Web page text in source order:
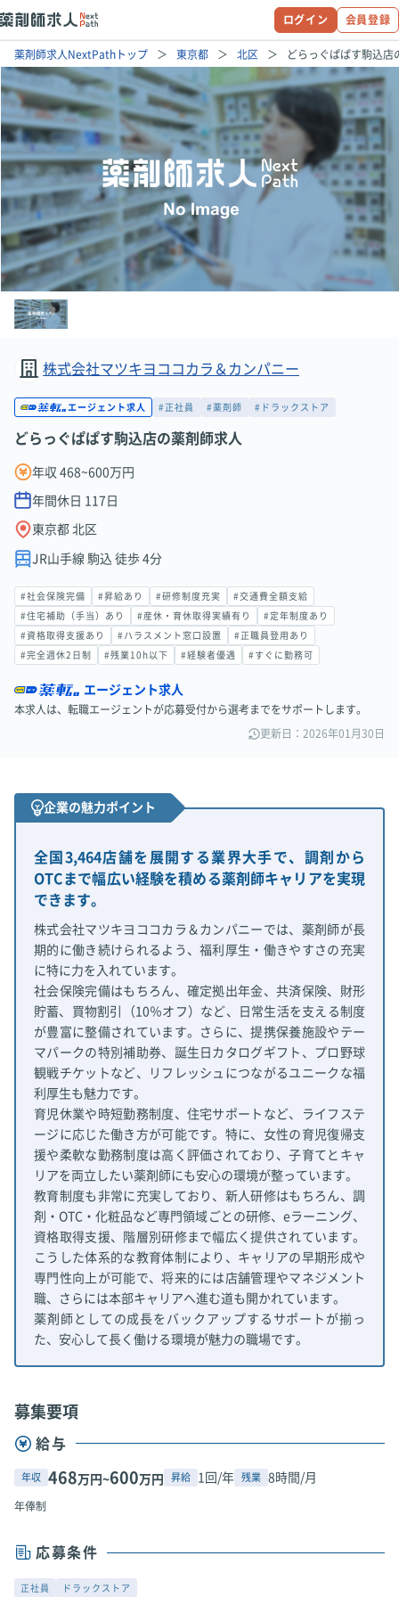
ログイン 会員登録
薬剤師求人NextPathトップ 東京都 北区 どらっぐぱぱす駒込店
株式会社マツキヨココカラ＆カンパニー
エージェント求人 #正社員 #薬剤師 #ドラックストア
どらっぐぱぱす駒込店の薬剤師求人
年収 468~600万円
年間休日 117 日
東京都 北区
JR山手線 駒込 徒歩 4分
#社会保険完備 #昇給あり #研修制度充実 #交通費全額支給
#住宅補助（手当）あり #産休・育休取得実績有り #定年制度あり
#資格取得支援あり #ハラスメント窓口設置 #正職員登用あり
#完全週休2日制 #残業10h以下 #経験者優遇 #すぐに勤務可
エージェント求人
本求人は、転職エージェントが応募受付から選考までをサポートします。
更新日：2026年01月30日
企業の魅力ポイント
全国3,464店舗を展開する業界大手で、調剤から
OTCまで幅広い経験を積める薬剤師キャリアを実現
できます。
株式会社マツキヨココカラ＆カンパニーでは、薬剤師が長
期的に働き続けられるよう、福利厚生・働きやすさの充実
に特に力を入れています。
社会保険完備はもちろん、確定拠出年金、共済保険、財形
貯蓄、買物割引（10％オフ）など、日常生活を支える制度
が豊富に整備されています。さらに、提携保養施設やテー
マパークの特別補助券、誕生日カタログギフト、プロ野球
観戦チケットなど、リフレッシュにつながるユニークな福
利厚生も魅力です。
育児休業や時短勤務制度、住宅サポートなど、ライフステ
ージに応じた働き方が可能です。特に、女性の育児復帰支
援や柔軟な勤務制度は高く評価されており、子育てとキャ
リアを両立したい薬剤師にも安心の環境が整っています。
教育制度も非常に充実しており、新人研修はもちろん、調
剤・OTC・化粧品など専門領域ごとの研修、eラーニング、
資格取得支援、階層別研修まで幅広く提供されています。
こうした体系的な教育体制により、キャリアの早期形成や
専門性向上が可能で、将来的には店舗管理やマネジメント
職、さらには本部キャリアへ進む道も開かれています。
薬剤師としての成長をバックアップするサポートが揃っ
た、安心して長く働ける環境が魅力の職場です。
募集要項
給与
年収 468万円~600万円 昇給 1回/年 残業 8時間/月
年俸制
応募条件
正社員 ドラックストア